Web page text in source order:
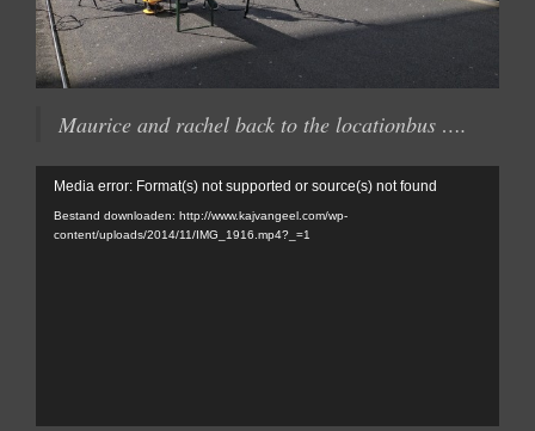
Maurice and rachel back to the locationbus ….
Videospeler
Media error: Format(s) not supported or source(s) not found
Bestand downloaden: http://www.kajvangeel.com/wp-
content/uploads/2014/11/IMG_1916.mp4?_=1